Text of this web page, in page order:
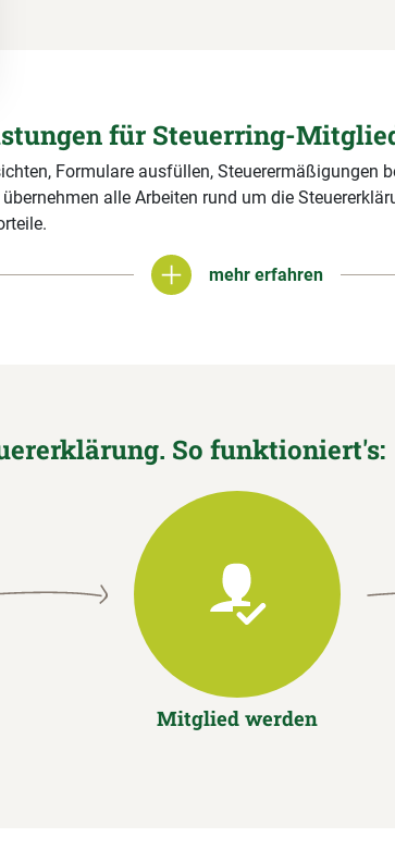
für Steuerring-
Formulare ausfüllen, Steuerermäßigungen
alle Arbeiten rund um die
mehr erfahren
mehr erfahren
So funktioniert's:
Mitglied werden